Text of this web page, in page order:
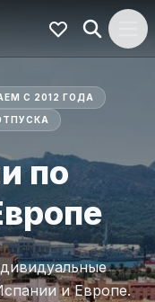
С 2012 ГОДА
по
и Европе.